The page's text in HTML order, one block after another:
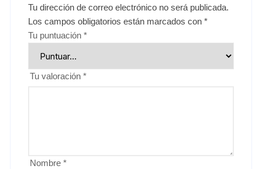
Tu dirección de correo electrónico no será publicada.
Los campos obligatorios están marcados con*
Tu puntuación*
Tu valoración*
Nombre*